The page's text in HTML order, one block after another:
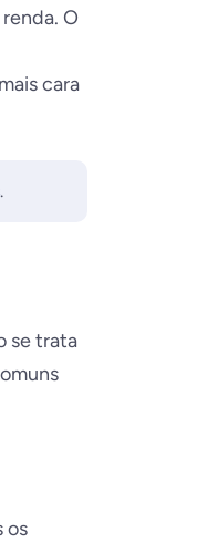
O
cara
.
se trata
os